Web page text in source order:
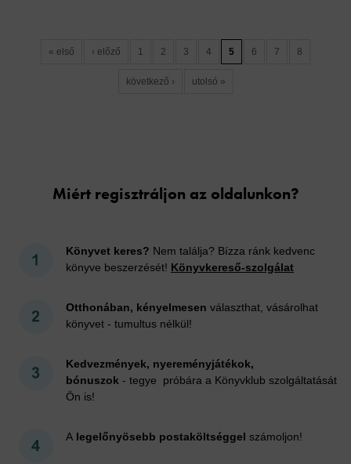
« első ‹ előző 1 2 3 4 5 6 7 8
következő › utolsó »
Miért regisztráljon az oldalunkon?
Könyvet keres? Nem találja? Bízza ránk kedvenc
könyve beszerzését! Könyvkereső-szolgálat
Otthonában, kényelmesen választhat, vásárolhat
könyvet - tumultus nélkül!
Kedvezmények, nyereményjátékok,
bónuszok - tegye próbára a Könyvklub szolgáltatását
Ön is!
A legelőnyösebb postaköltséggel számoljon!